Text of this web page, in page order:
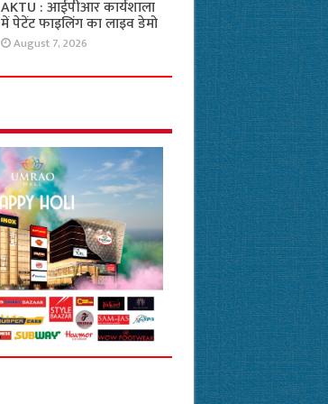
AKTU : आईपीआर कार्यशाला
में पेटेंट फाइलिंग का लाइव डेमो
August 7, 2026